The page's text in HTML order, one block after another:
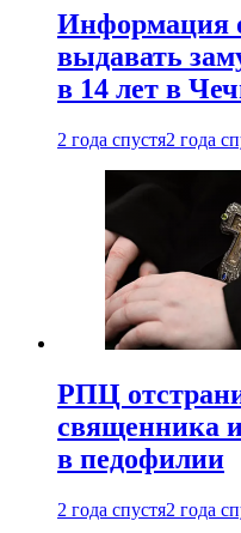
Информация
выдавать
в 14 лет в
2 года спустя2 года
РПЦ
священника
в педофилии
2 года спустя2 года